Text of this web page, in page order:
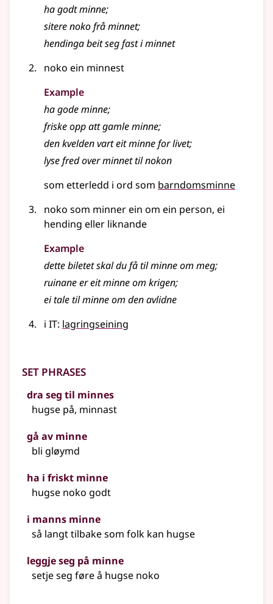
ha godt minne;
sitere noko frå minnet;
hendinga beit seg fast i minnet
noko ein minnest
Example
ha gode minne;
friske opp att gamle minne;
den kvelden vart eit minne for livet;
lyse fred over minnet til nokon
som etterledd i ord som barndomsminne
noko som minner ein om ein person, ei
hending eller liknande
Example
dette biletet skal du få til minne om meg;
ruinane er eit minne om krigen;
ei tale til minne om den avlidne
i IT: lagringseining
Set phrases
dra seg til minnes
hugse på, minnast
gå av minne
bli gløymd
ha i friskt minne
hugse noko godt
i manns minne
så langt tilbake som folk kan hugse
leggje seg på minne
setje seg føre å hugse noko